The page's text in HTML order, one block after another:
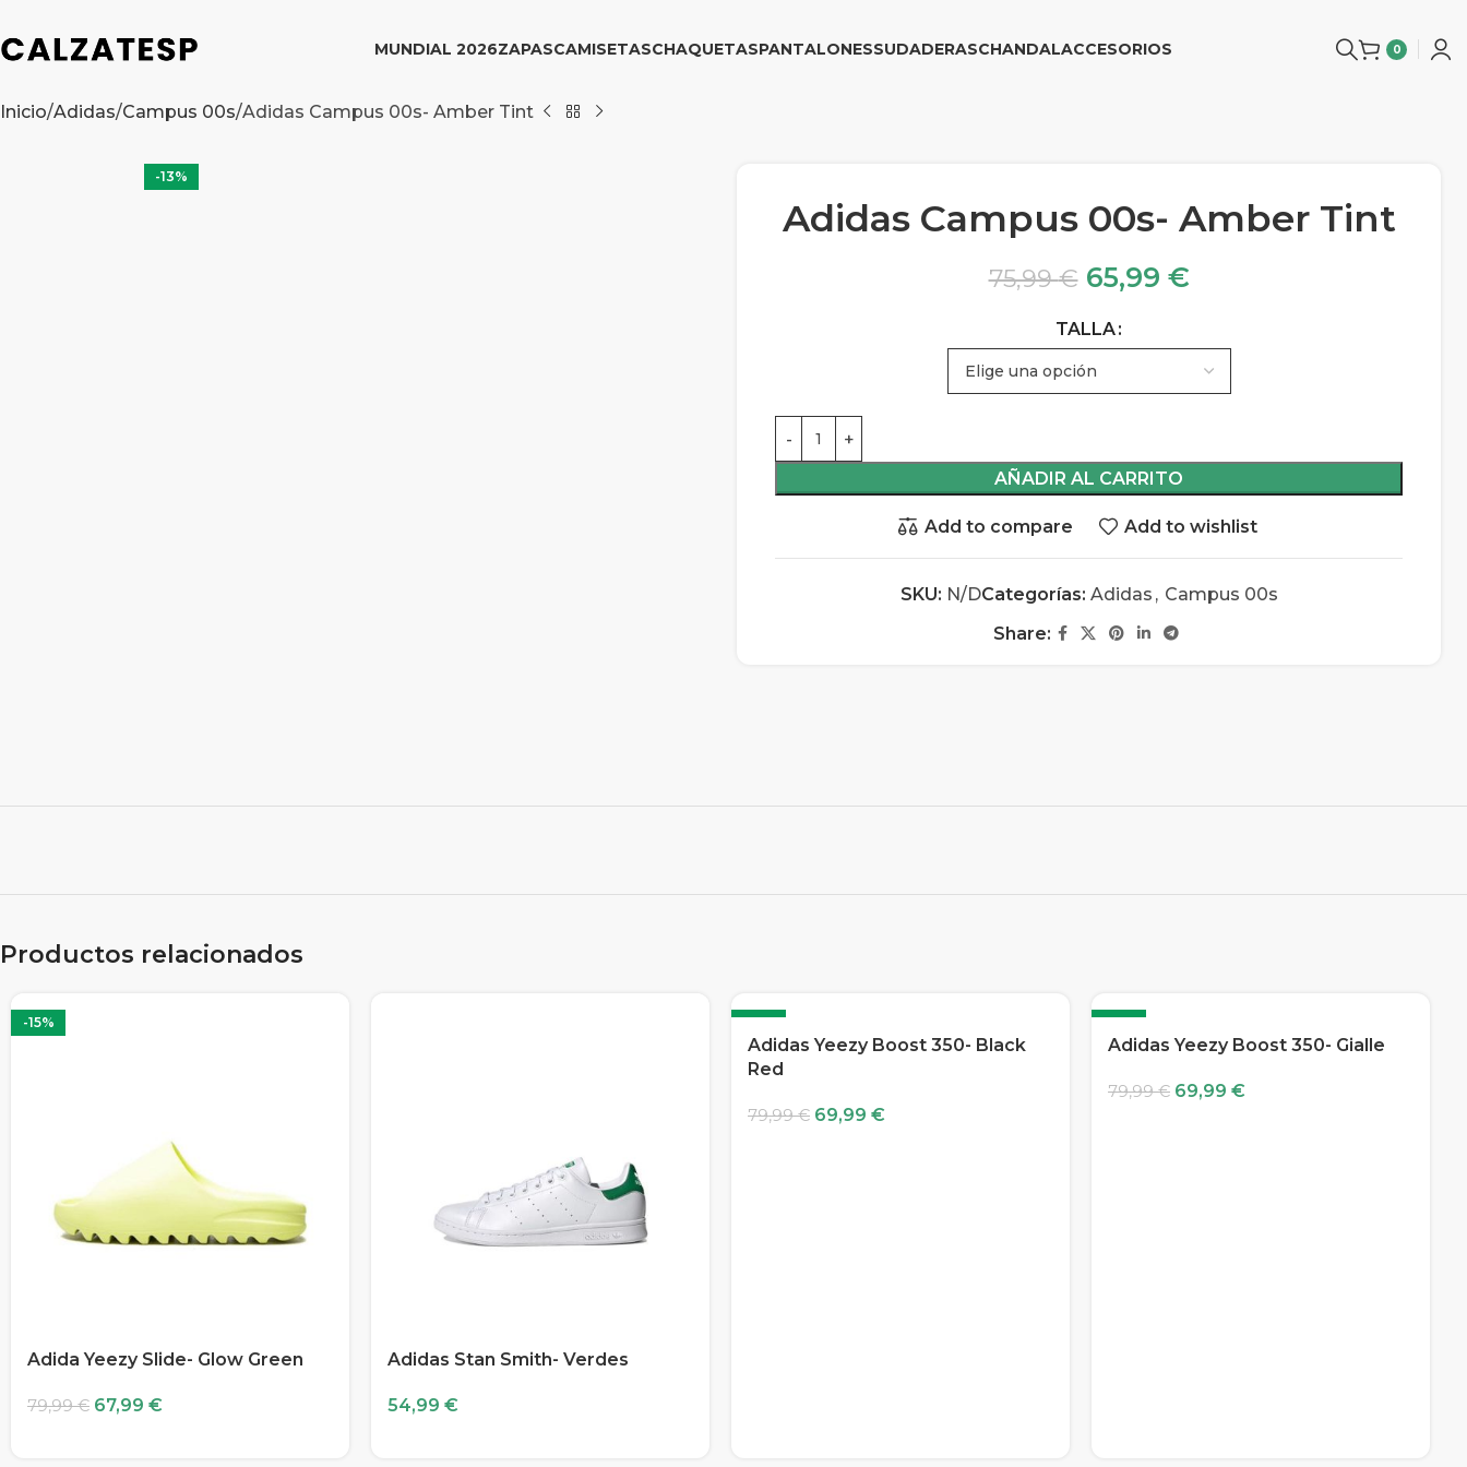
MUNDIAL 2026ZAPASCAMISETASCHAQUETASPANTALONESSUDADERASCHANDALACCESORIOS 0
Inicio Adidas Campus 00s Adidas Campus 00s- Amber Tint
-13%
Adidas Campus 00s- Amber Tint
75,99€ 65,99 €
TALLA
AÑADIR AL CARRITO
Add to compare Add to wishlist
SKU: N/DCategorías: Adidas , Campus 00s
Share:
Productos relacionados
-15%
Adida Yeezy Slide- Glow Green
79,99€ 67,99 €
Adidas Stan Smith- Verdes
54,99 €
-13%
Adidas Yeezy Boost 350- Black
Red
79,99€ 69,99 €
-13%
Adidas Yeezy Boost 350- Gialle
79,99€ 69,99 €